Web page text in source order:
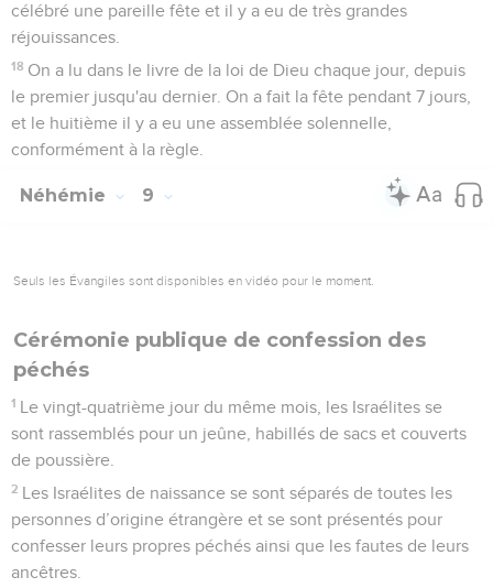
célébré une pareille fête et il y a eu de très grandes
réjouissances.
18 On a lu dans le livre de la loi de Dieu chaque jour, depuis
le premier jusqu'au dernier. On a fait la fête pendant 7 jours,
et le huitième il y a eu une assemblée solennelle,
conformément à la règle.
Néhémie 9
Seuls les Évangiles sont disponibles en vidéo pour le moment.
Cérémonie publique de confession des
péchés
1 Le vingt-quatrième jour du même mois, les Israélites se
sont rassemblés pour un jeûne, habillés de sacs et couverts
de poussière.
2 Les Israélites de naissance se sont séparés de toutes les
personnes d’origine étrangère et se sont présentés pour
confesser leurs propres péchés ainsi que les fautes de leurs
ancêtres.